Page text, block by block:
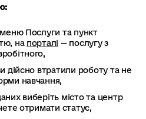
меню Послуги та пункт
на порталі — послугу з
дійсно втратили роботу та не
навчання,
виберіть місто та центр
отримати статус,